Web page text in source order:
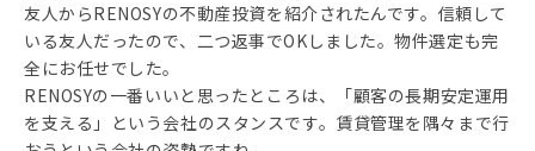
友人からRENOSYの不動産投資を紹介されたんです。信頼して
いる友人だったので、二つ返事でOKしました。物件選定も完
全にお任せでした。
RENOSYの一番いいと思ったところは、「顧客の長期安定運用
を支える」という会社のスタンスです。賃貸管理を隅々まで行